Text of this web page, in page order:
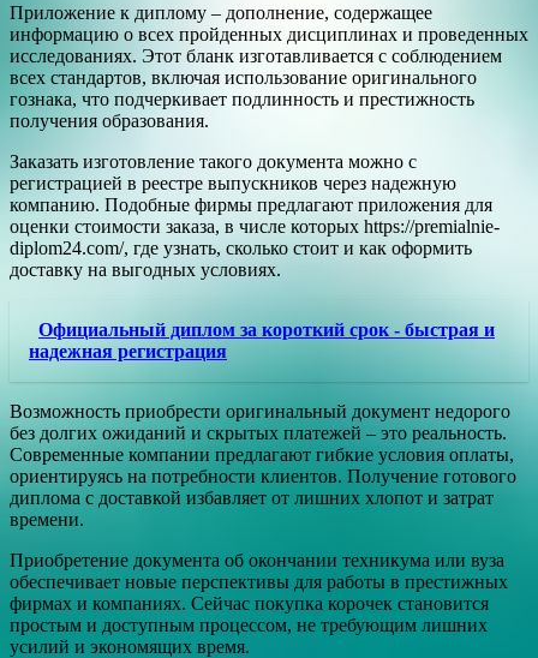
Приложение к диплому – дополнение, содержащее
информацию о всех пройденных дисциплинах и проведенных
исследованиях. Этот бланк изготавливается с соблюдением
всех стандартов, включая использование оригинального
гознака, что подчеркивает подлинность и престижность
получения образования.
Заказать изготовление такого документа можно с
регистрацией в реестре выпускников через надежную
компанию. Подобные фирмы предлагают приложения для
оценки стоимости заказа, в числе которых https://premialnie-
diplom24.com/, где узнать, сколько стоит и как оформить
доставку на выгодных условиях.
Официальный диплом за короткий срок - быстрая и
надежная регистрация
Возможность приобрести оригинальный документ недорого
без долгих ожиданий и скрытых платежей – это реальность.
Современные компании предлагают гибкие условия оплаты,
ориентируясь на потребности клиентов. Получение готового
диплома с доставкой избавляет от лишних хлопот и затрат
времени.
Приобретение документа об окончании техникума или вуза
обеспечивает новые перспективы для работы в престижных
фирмах и компаниях. Сейчас покупка корочек становится
простым и доступным процессом, не требующим лишних
усилий и экономящих время.